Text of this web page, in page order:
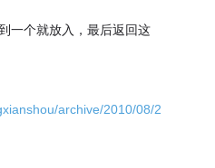
一个就放入，最后返回这
archive/2010/08/2